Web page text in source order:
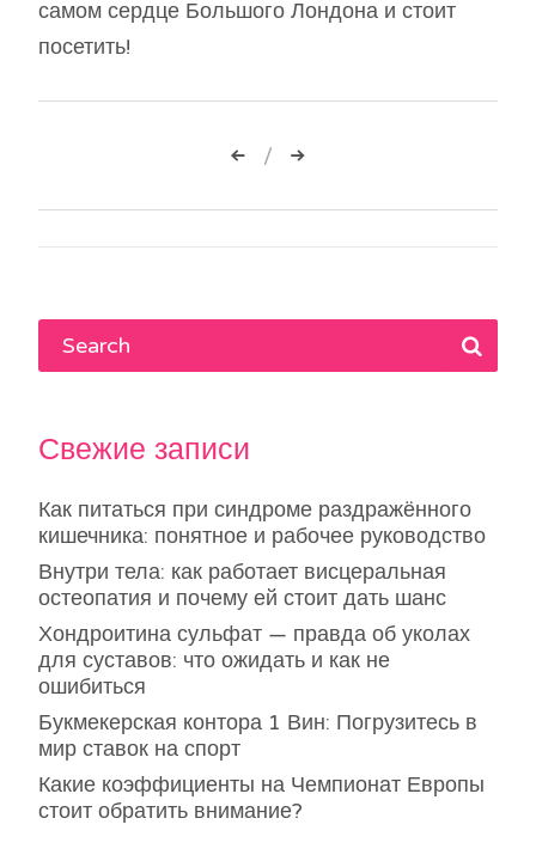
самом сердце Большого Лондона и стоит
посетить!
Навигация
по
Свежие записи
Как питаться при синдроме раздражённого
кишечника: понятное и рабочее руководство
Внутри тела: как работает висцеральная
остеопатия и почему ей стоит дать шанс
Хондроитина сульфат — правда об уколах
для суставов: что ожидать и как не
ошибиться
Букмекерская контора 1 Вин: Погрузитесь в
мир ставок на спорт
Какие коэффициенты на Чемпионат Европы
стоит обратить внимание?